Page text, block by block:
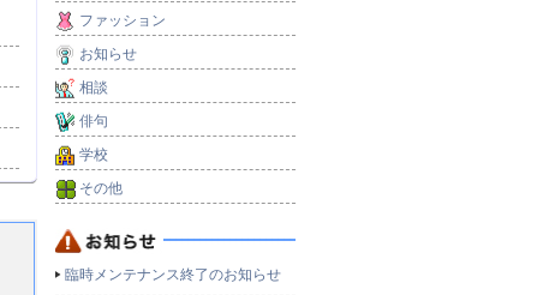
ファッション
お知らせ
相談
俳句
学校
その他
臨時メンテナンス終了のお知らせ